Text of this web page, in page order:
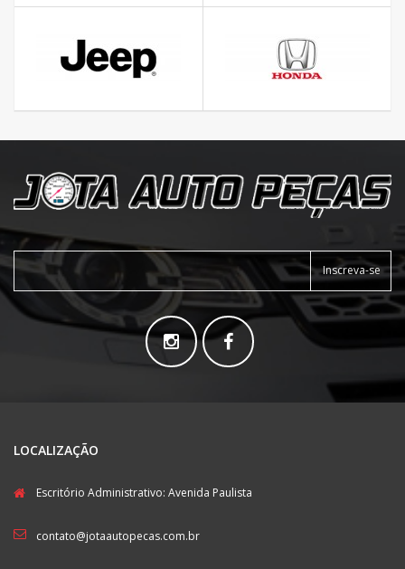
Inscreva-se
LOCALIZAÇÃO
Escritório Administrativo: Avenida Paulista
contato@jotaautopecas.com.br